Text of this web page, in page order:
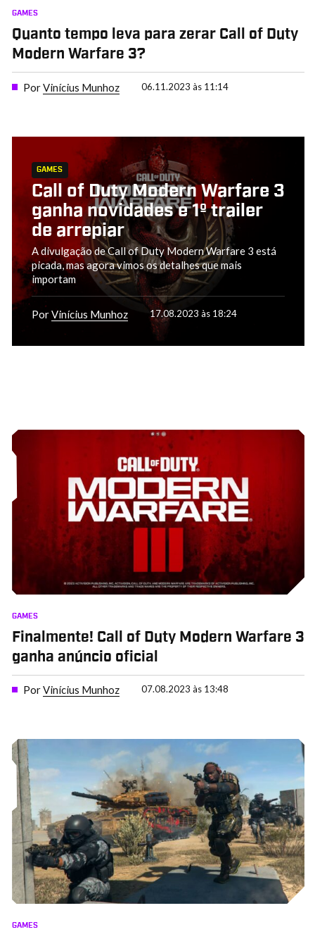
GAMES
Quanto tempo leva para zerar Call of Duty
Modern Warfare 3?
PorVinícius Munhoz 06.11.2023 às 11:14
GAMES
Call of Duty Modern Warfare 3
ganha novidades e 1º trailer
de arrepiar
A divulgação de Call of Duty Modern Warfare 3 está
picada, mas agora vimos os detalhes que mais
importam
PorVinícius Munhoz 17.08.2023 às 18:24
GAMES
Finalmente! Call of Duty Modern Warfare 3
ganha anúncio oficial
PorVinícius Munhoz 07.08.2023 às 13:48
GAMES